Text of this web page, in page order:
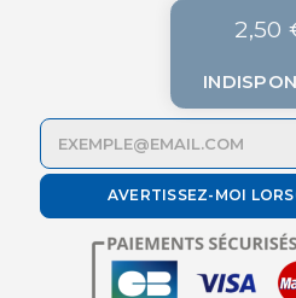
2,50
AVERTISSEZ-MOI